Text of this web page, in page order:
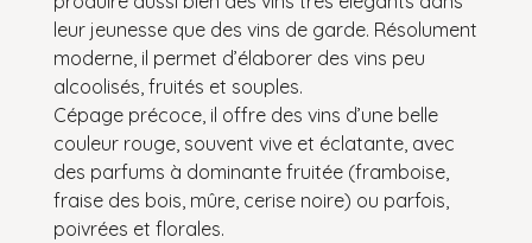
leur jeunesse que des vins de garde. Résolument
moderne, il permet d’élaborer des vins peu
alcoolisés, fruités et souples.
Cépage précoce, il offre des vins d’une belle
couleur rouge, souvent vive et éclatante, avec
des parfums à dominante fruitée (framboise,
fraise des bois, mûre, cerise noire) ou parfois,
poivrées et florales.